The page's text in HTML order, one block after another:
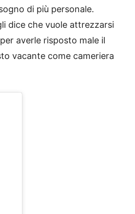
di più personale.
dice che vuole attrezzarsi
averle risposto male il
vacante come cameriera